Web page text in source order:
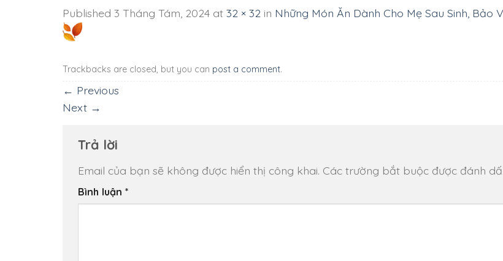
Published 3 Tháng Tám, 2024 at 32 × 32 in Những Món Ăn Dành Cho Mẹ Sau Sinh, Bảo
Trackbacks are closed, but you can post a comment.
← Previous
Next →
Trả lời
Email của bạn sẽ không được hiển thị công khai. Các trường bắt buộc được đánh
Bình luận *